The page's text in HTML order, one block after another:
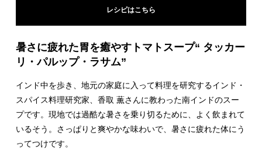
レシピはこちら
暑さに疲れた胃を癒やすトマトスープ“ タッカー
リ・パルップ・ラサム”
インド中を歩き、地元の家庭に入って料理を研究するインド・
スパイス料理研究家、香取 薫さんに教わった南インドのスー
プです。現地では過酷な暑さを乗り切るために、よく飲まれて
いるそう。さっぱりと爽やかな味わいで、暑さに疲れた体にう
ってつけです。